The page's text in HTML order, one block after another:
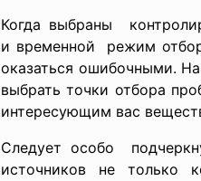
Когда выбраны
и временной режим
оказаться ошибочными.
выбрать точки отбора
интересующим вас
Следует особо
источников не только